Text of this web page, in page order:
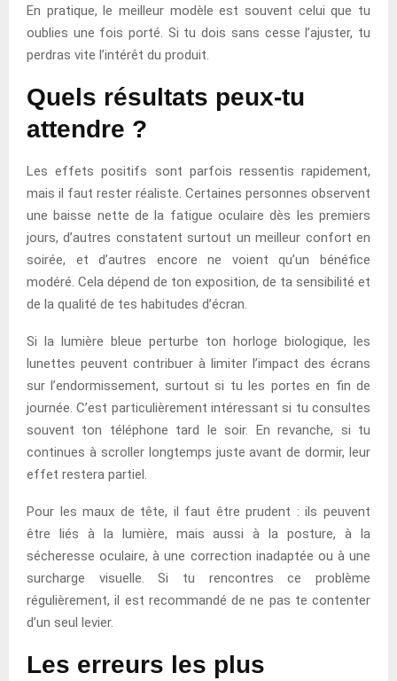
En pratique, le meilleur modèle est souvent celui que tu
oublies une fois porté. Si tu dois sans cesse l’ajuster, tu
perdras vite l’intérêt du produit.
Quels résultats peux-tu
attendre ?
Les effets positifs sont parfois ressentis rapidement,
mais il faut rester réaliste. Certaines personnes observent
une baisse nette de la fatigue oculaire dès les premiers
jours, d’autres constatent surtout un meilleur confort en
soirée, et d’autres encore ne voient qu’un bénéfice
modéré. Cela dépend de ton exposition, de ta sensibilité et
de la qualité de tes habitudes d’écran.
Si la lumière bleue perturbe ton horloge biologique, les
lunettes peuvent contribuer à limiter l’impact des écrans
sur l’endormissement, surtout si tu les portes en fin de
journée. C’est particulièrement intéressant si tu consultes
souvent ton téléphone tard le soir. En revanche, si tu
continues à scroller longtemps juste avant de dormir, leur
effet restera partiel.
Pour les maux de tête, il faut être prudent : ils peuvent
être liés à la lumière, mais aussi à la posture, à la
sécheresse oculaire, à une correction inadaptée ou à une
surcharge visuelle. Si tu rencontres ce problème
régulièrement, il est recommandé de ne pas te contenter
d’un seul levier.
Les erreurs les plus